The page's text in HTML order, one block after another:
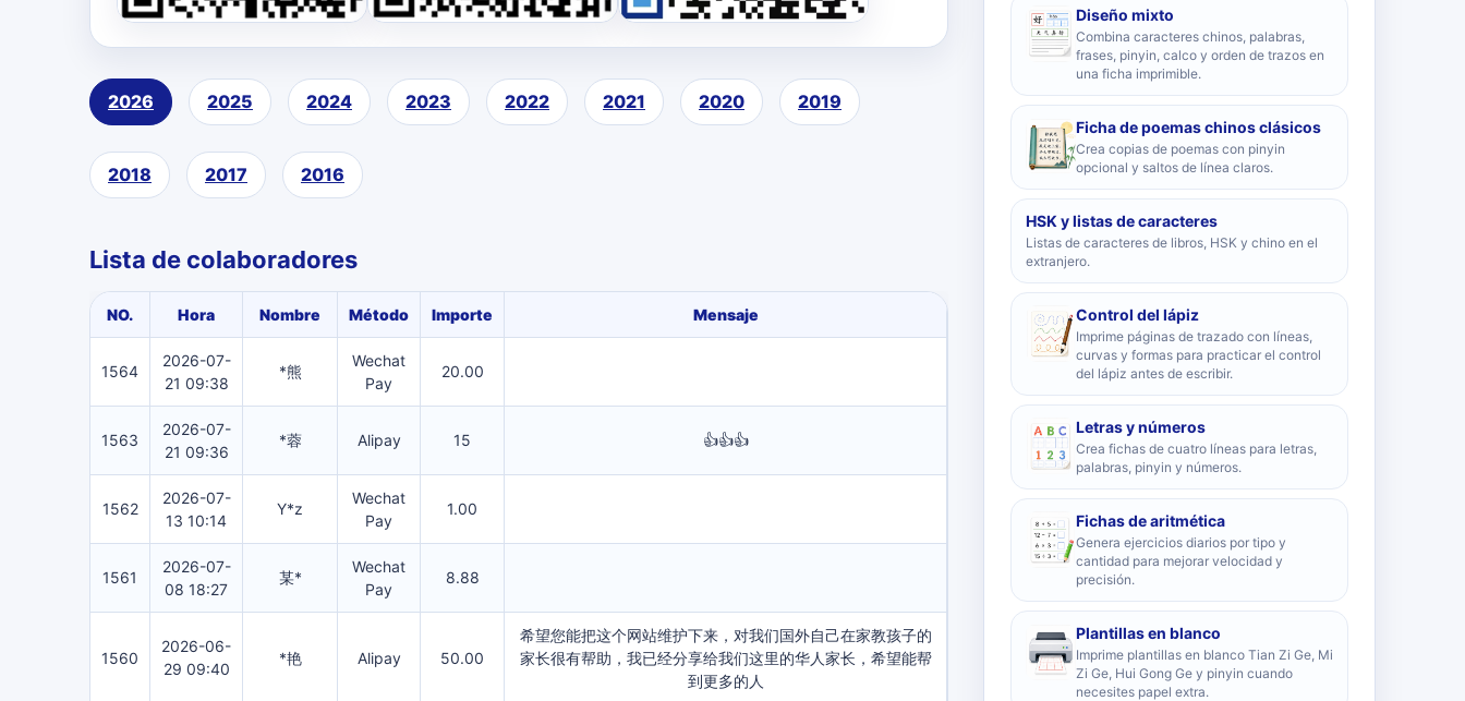
2026 2025 2024 2023 2022 2021 2020 2019
2018 2017 2016
Lista de colaboradores
NO. Hora Nombre Método Importe Mensaje
1564
2026-07-
21 09:38
*熊
Wechat
Pay
20.00
1563
2026-07-
21 09:36
*蓉 Alipay 15 👍👍👍
1562
2026-07-
13 10:14
Y*z
Wechat
Pay
1.00
1561
2026-07-
08 18:27
某*
Wechat
Pay
8.88
1560
2026-06-
29 09:40
*艳 Alipay 50.00
希望您能把这个网站维护下来，对我们国外自己在家教孩子的
家长很有帮助，我已经分享给我们这里的华人家长，希望能帮
到更多的人
Diseño mixto
Combina caracteres chinos, palabras,
frases, pinyin, calco y orden de trazos en
una ficha imprimible.
Ficha de poemas chinos clásicos
Crea copias de poemas con pinyin
opcional y saltos de línea claros.
HSK y listas de caracteres
Listas de caracteres de libros, HSK y chino en el
extranjero.
Control del lápiz
Imprime páginas de trazado con líneas,
curvas y formas para practicar el control
del lápiz antes de escribir.
Letras y números
Crea fichas de cuatro líneas para letras,
palabras, pinyin y números.
Fichas de aritmética
Genera ejercicios diarios por tipo y
cantidad para mejorar velocidad y
precisión.
Plantillas en blanco
Imprime plantillas en blanco Tian Zi Ge, Mi
Zi Ge, Hui Gong Ge y pinyin cuando
necesites papel extra.